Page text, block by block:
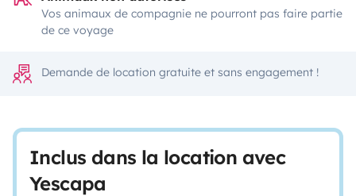
Vos animaux de compagnie ne pourront pas faire partie
de ce voyage
Demande de location gratuite et sans engagement !
Inclus dans la location avec
Yescapa